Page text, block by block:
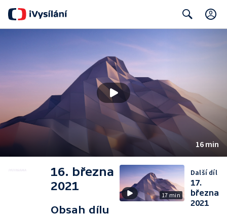
16 min
16. března
2021
Obsah dílu
17 min
Další díl
17.
března
2021